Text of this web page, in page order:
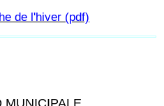
de l'hiver (pdf)